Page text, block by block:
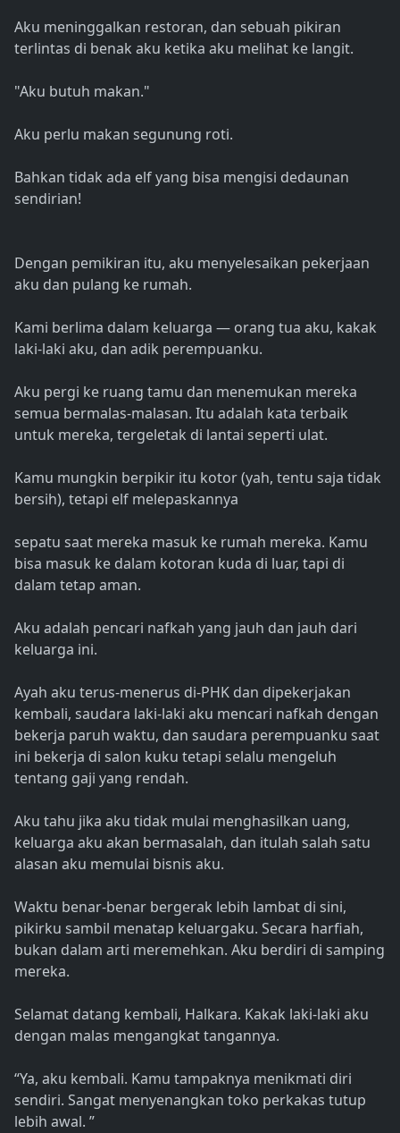
Aku meninggalkan restoran, dan sebuah pikiran
terlintas di benak aku ketika aku melihat ke langit.
"Aku butuh makan."
Aku perlu makan segunung roti.
Bahkan tidak ada elf yang bisa mengisi dedaunan
sendirian!
Dengan pemikiran itu, aku menyelesaikan pekerjaan
aku dan pulang ke rumah.
Kami berlima dalam keluarga — orang tua aku, kakak
laki-laki aku, dan adik perempuanku.
Aku pergi ke ruang tamu dan menemukan mereka
semua bermalas-malasan. Itu adalah kata terbaik
untuk mereka, tergeletak di lantai seperti ulat.
Kamu mungkin berpikir itu kotor (yah, tentu saja tidak
bersih), tetapi elf melepaskannya
sepatu saat mereka masuk ke rumah mereka. Kamu
bisa masuk ke dalam kotoran kuda di luar, tapi di
dalam tetap aman.
Aku adalah pencari nafkah yang jauh dan jauh dari
keluarga ini.
Ayah aku terus-menerus di-PHK dan dipekerjakan
kembali, saudara laki-laki aku mencari nafkah dengan
bekerja paruh waktu, dan saudara perempuanku saat
ini bekerja di salon kuku tetapi selalu mengeluh
tentang gaji yang rendah.
Aku tahu jika aku tidak mulai menghasilkan uang,
keluarga aku akan bermasalah, dan itulah salah satu
alasan aku memulai bisnis aku.
Waktu benar-benar bergerak lebih lambat di sini,
pikirku sambil menatap keluargaku. Secara harfiah,
bukan dalam arti meremehkan. Aku berdiri di samping
mereka.
Selamat datang kembali, Halkara. Kakak laki-laki aku
dengan malas mengangkat tangannya.
“Ya, aku kembali. Kamu tampaknya menikmati diri
sendiri. Sangat menyenangkan toko perkakas tutup
lebih awal. ”